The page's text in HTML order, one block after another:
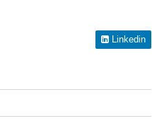
Linkedin